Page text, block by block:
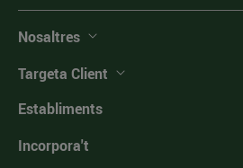
Nosaltres
Targeta Client
Establiments
Incorpora't